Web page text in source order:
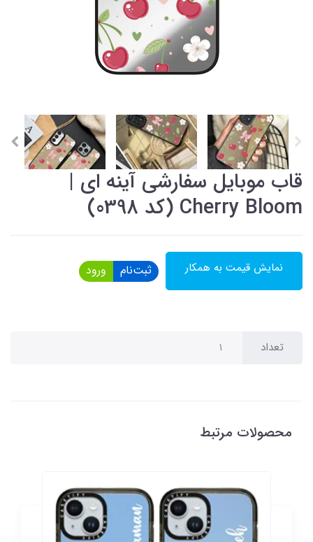
قاب موبایل سفارشی آینه ای |
Cherry Bloom (کد 0398)
نمایش قیمت به همکار ثبت‌نام ورود
تعداد
محصولات مرتبط